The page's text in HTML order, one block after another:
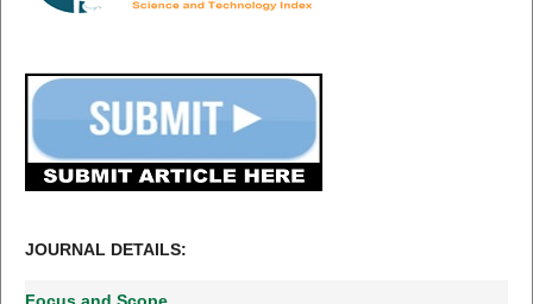
JOURNAL DETAILS:
Focus and Scope